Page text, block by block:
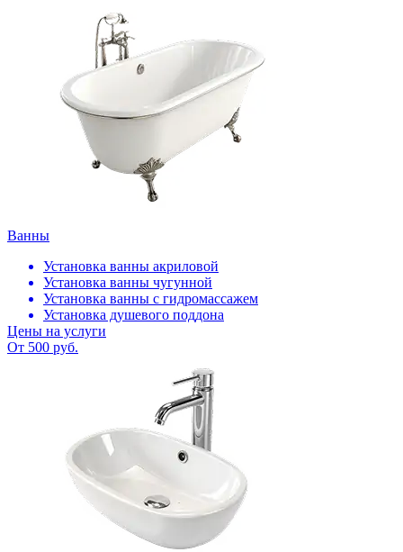
Ванны
Установка ванны акриловой
Установка ванны чугунной
Установка ванны с гидромассажем
Установка душевого поддона
Цены на услуги
От 500 руб.